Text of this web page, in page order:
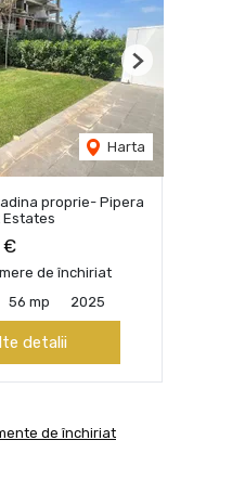
Harta
Next
proprie- Pipera
Estates
€
de închiriat
56 mp 2025
detalii
de închiriat